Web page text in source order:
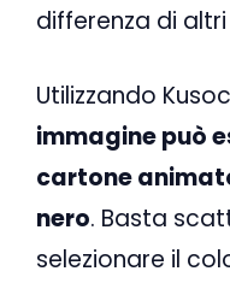
differenza di
Utilizzando
immagine può
cartone
nero. Basta
selezionare il